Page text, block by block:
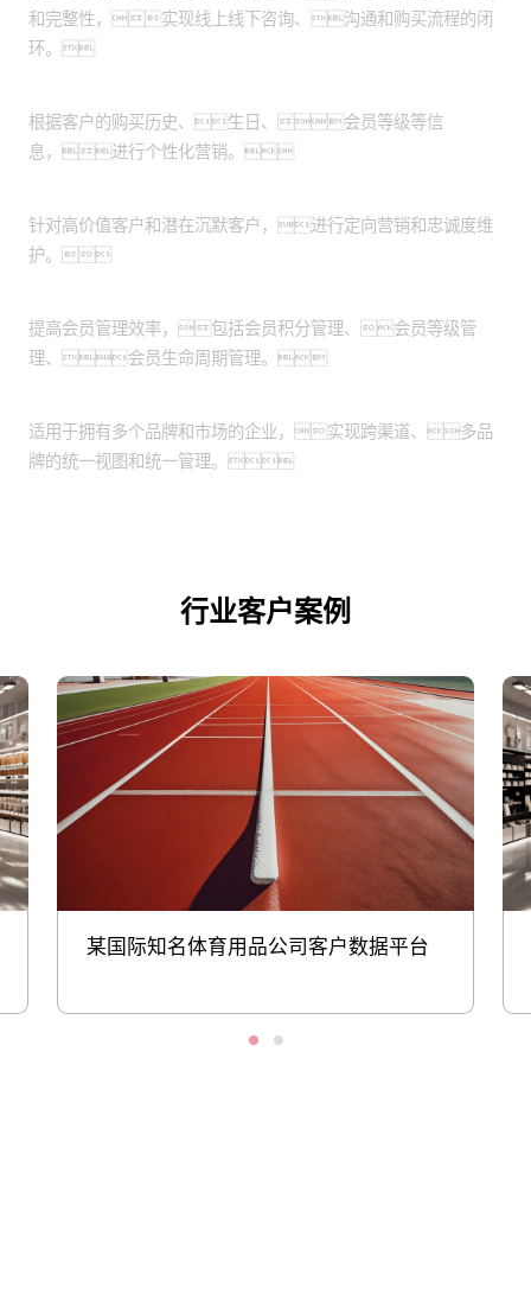
和完整性，实现线上线下咨询、沟通和购买流程的闭
环。
根据客户的购买历史、生日、会员等级等信
息，进行个性化营销。
针对高价值客户和潜在沉默客户，进行定向营销和忠诚度维
护。
提高会员管理效率，包括会员积分管理、会员等级管
理、会员生命周期管理。
适用于拥有多个品牌和市场的企业，实现跨渠道、多品
牌的统一视图和统一管理。
行业客户案例
某国际知名体育用品公司客户数据平台